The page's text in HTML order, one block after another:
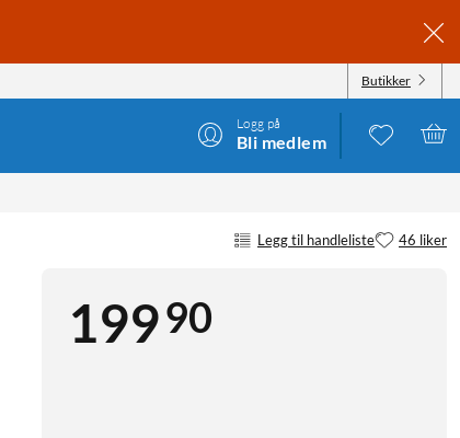
Butikker
Logg på
Bli medlem
Legg til handleliste 46 liker
19990